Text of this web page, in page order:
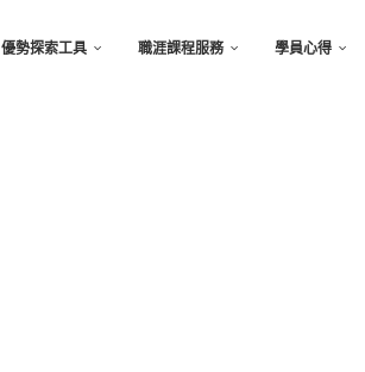
優勢探索工具 職涯課程服務 學員心得